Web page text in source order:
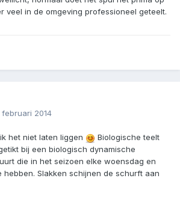
veel in de omgeving professioneel geteelt.
februari 2014
het niet laten liggen
Biologische teelt
bij een biologisch dynamische
die in het seizoen elke woensdag en
hebben. Slakken schijnen de schurft aan